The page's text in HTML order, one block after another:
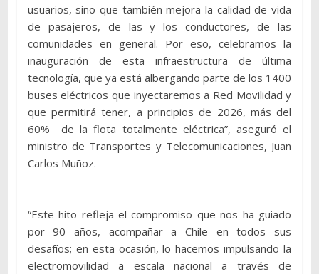
usuarios, sino que también mejora la calidad de vida
de pasajeros, de las y los conductores, de las
comunidades en general. Por eso, celebramos la
inauguración de esta infraestructura de última
tecnología, que ya está albergando parte de los 1400
buses eléctricos que inyectaremos a Red Movilidad y
que permitirá tener, a principios de 2026, más del
60% de la flota totalmente eléctrica”, aseguró el
ministro de Transportes y Telecomunicaciones, Juan
Carlos Muñoz.
“Este hito refleja el compromiso que nos ha guiado
por 90 años, acompañar a Chile en todos sus
desafíos; en esta ocasión, lo hacemos impulsando la
electromovilidad a escala nacional a través de